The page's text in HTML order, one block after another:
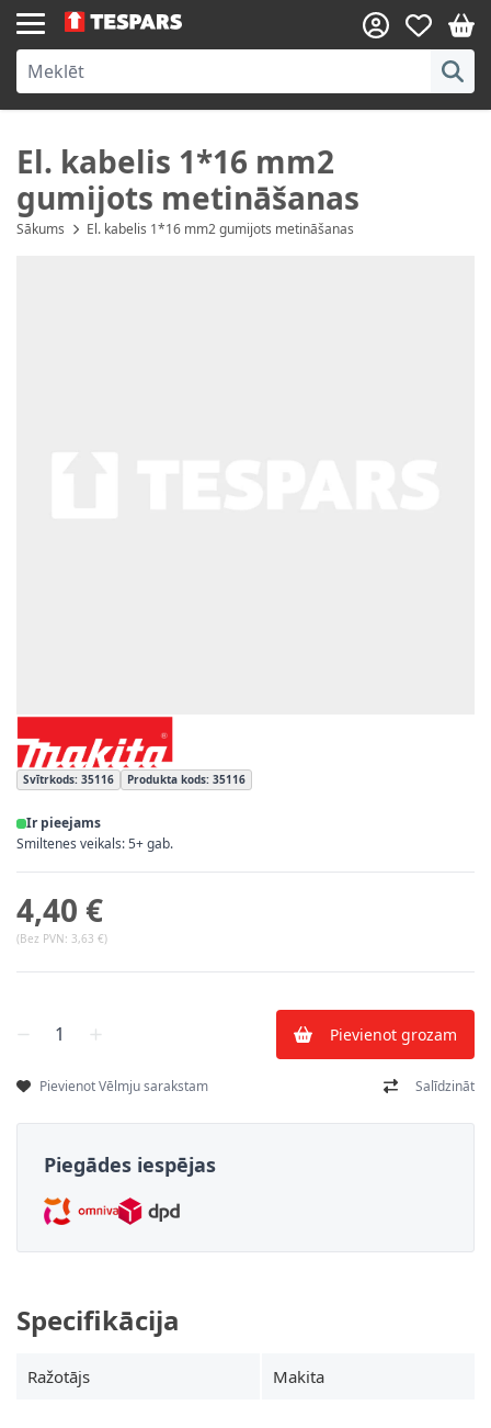
Skip to Content
El. kabelis 1*16 mm2
gumijots metināšanas
Sākums El. kabelis 1*16 mm2 gumijots metināšanas
Svītrkods: 35116 Produkta kods: 35116
Ir pieejams
Smiltenes veikals: 5+ gab.
4,40 €
(Bez PVN: 3,63 €)
Skaits Pievienot grozam
Pievienot Vēlmju sarakstam Salīdzināt
Piegādes iespējas
Specifikācija
Ražotājs Makita